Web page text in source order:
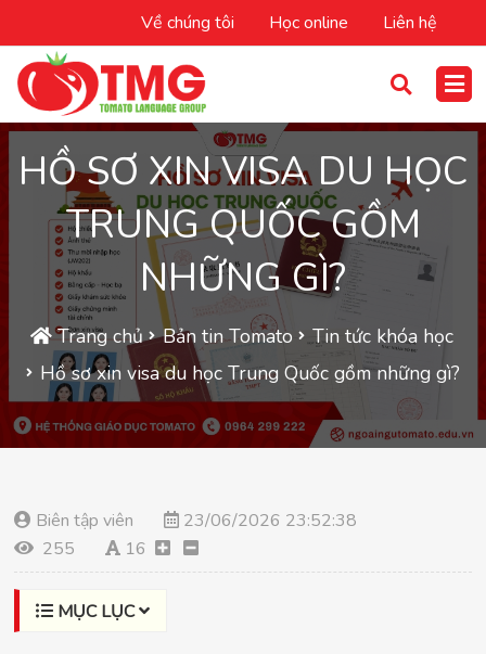
Về chúng tôi Học online Liên hệ
HỒ SƠ XIN VISA DU HỌC
TRUNG QUỐC GỒM
NHỮNG GÌ?
Trang chủ Bản tin Tomato
Tin tức khóa học
Hồ sơ xin visa du học Trung Quốc gồm những gì?
Biên tập viên
23/06/2026 23:52:38
255
16
MỤC LỤC